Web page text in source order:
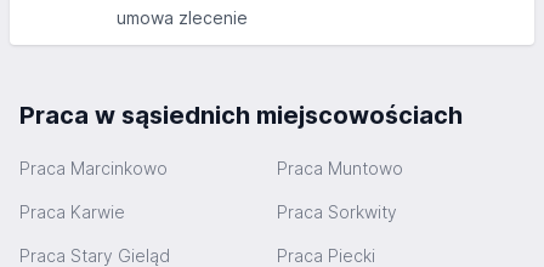
umowa zlecenie
Praca w sąsiednich miejscowościach
Praca Marcinkowo Praca Muntowo
Praca Karwie Praca Sorkwity
Praca Stary Gieląd Praca Piecki